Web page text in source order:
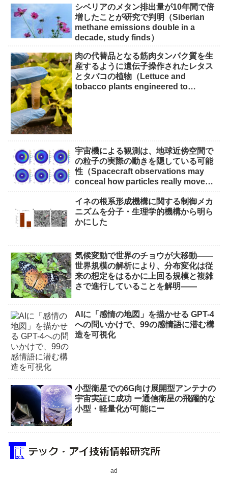
シベリアのメタン排出量が10年間で倍
増したことが研究で判明（Siberian
methane emissions double in a
decade, study finds）
肉の代替品となる筋肉タンパク質を生
産するように遺伝子操作されたレタス
とタバコの植物（Lettuce and
tobacco plants engineered to
宇宙機による観測は、地球近傍空間で
の粒子の実際の動きを隠している可能
性（Spacecraft observations may
conceal how particles really move
イネの根系形成機構に関する制御メカ
ニズムを分子・生理学的機構から明ら
かにした
気候変動で世界のチョウが大移動――
世界規模の解析により、分布変化は従
来の想定をはるかに上回る規模と複雑
さで進行していることを解明――
AIに「感情の地図」を描かせる GPT-4
への問いかけで、99の感情語に潜む構
造を可視化
小型衛星での6G向け展開型アンテナの
宇宙実証に成功 ー通信衛星の飛躍的な
小型・軽量化が可能にー
ad